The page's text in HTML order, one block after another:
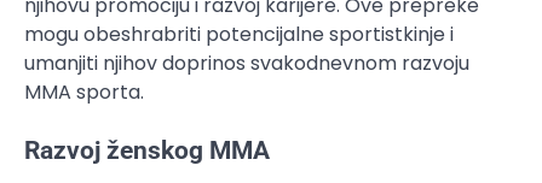
njihovu promociju i razvoj karijere. Ove prepreke
mogu obeshrabriti potencijalne sportistkinje i
umanjiti njihov doprinos svakodnevnom razvoju
MMA sporta.
Razvoj ženskog MMA